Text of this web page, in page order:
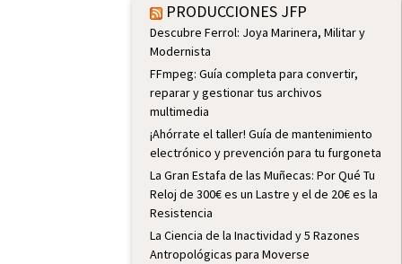
PRODUCCIONES JFP
Descubre Ferrol: Joya Marinera, Militar y
Modernista
FFmpeg: Guía completa para convertir,
reparar y gestionar tus archivos
multimedia
¡Ahórrate el taller! Guía de mantenimiento
electrónico y prevención para tu furgoneta
La Gran Estafa de las Muñecas: Por Qué Tu
Reloj de 300€ es un Lastre y el de 20€ es la
Resistencia
La Ciencia de la Inactividad y 5 Razones
Antropológicas para Moverse